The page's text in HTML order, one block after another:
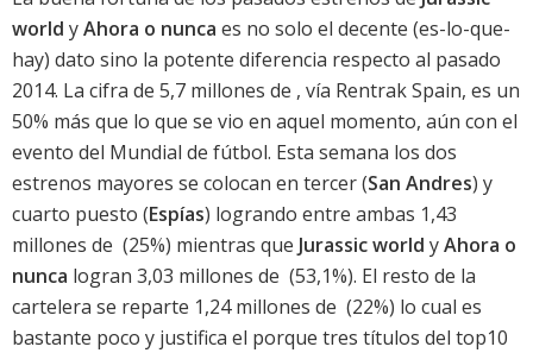
world yAhora o nunca es no solo el decente (es-lo-que-
hay) dato sino la potente diferencia respecto al pasado
2014. La cifra de 5,7 millones de , vía Rentrak Spain, es un
50% más que lo que se vio en aquel momento, aún con el
evento del Mundial de fútbol. Esta semana los dos
estrenos mayores se colocan en tercer (San Andres) y
cuarto puesto (Espías) logrando entre ambas 1,43
millones de  (25%) mientras que Jurassic world yAhora o
nunca logran 3,03 millones de  (53,1%). El resto de la
cartelera se reparte 1,24 millones de  (22%) lo cual es
bastante poco y justifica el porque tres títulos del top10